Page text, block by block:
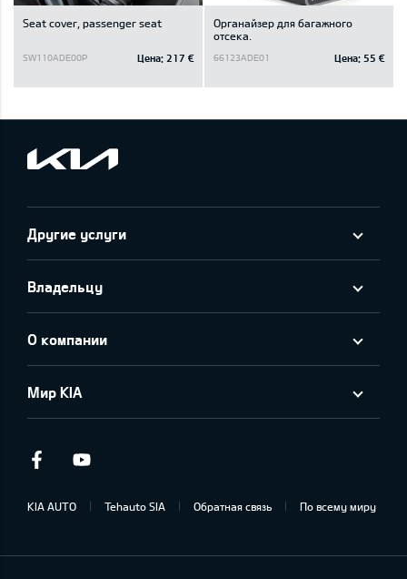
Seat cover, passenger seat
SW110ADE00P Цена: 217 €
Oрганайзер для багажного
отсека.
66123ADE01 Цена: 55 €
Другие услуги
Владельцу
О компании
Мир KIA
Facebook
KIA AUTO Tehauto SIA Обратная связь По всему миру